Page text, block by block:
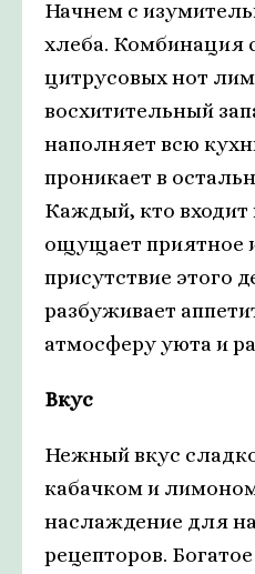
Начнем с
хлеба. Комбинация
цитрусовых нот
восхитительный
наполняет всю
проникает в
Каждый, кто входит
ощущает приятное
присутствие этого
разбуживает
атмосферу уюта и
Вкус
Нежный вкус
кабачком и
наслаждение для
рецепторов.